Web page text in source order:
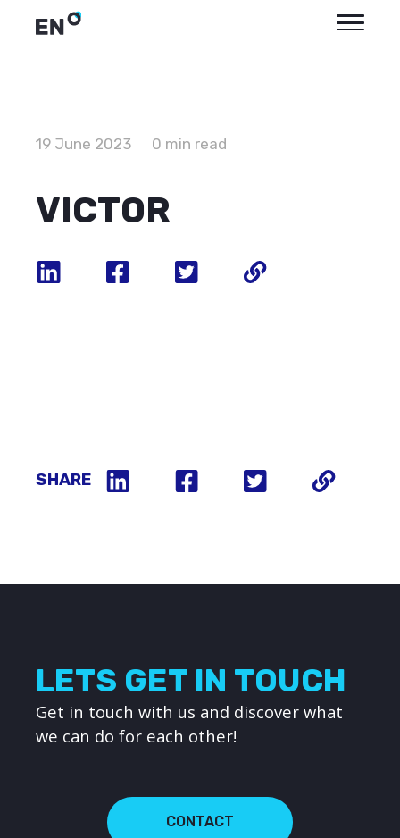
19 June 2023 0 min read
VICTOR
SHARE
LETS GET IN TOUCH
Get in touch with us and discover what
we can do for each other!
CONTACT